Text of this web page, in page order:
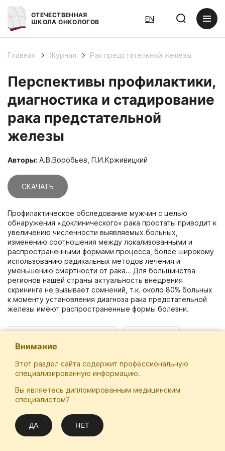
ОТЕЧЕСТВЕННАЯ
ШКОЛА ОНКОЛОГОВ
EN
Главная Журнал Рак предстательной железы
Перспективы профилактики,
диагностика и стадирование
рака предстательной
железы
Авторы: А.В.Воробьев, П.И.Крживицкий
СКАЧАТЬ
Профилактическое обследование мужчин с целью
обнаружения «доклинического» рака простаты приводит к
увеличению численности выявляемых больных,
изменению соотношения между локализованными и
распространенными формами процесса, более широкому
использованию радикальных методов лечения и
уменьшению смертности от рака… Для большинства
регионов нашей страны актуальность внедрения
скрининга не вызывает сомнений, т.к. около 80% больных
к моменту установления диагноза рака предстательной
железы имеют распространенные формы болезни.
Внимание
Этот раздел сайта содержит профессиональную
специализированную информацию.
Вы являетесь дипломированным медицинским
специалистом?
ДА НЕТ
Отечественная Школа Онкологов
Email
info@practical-oncology.ru